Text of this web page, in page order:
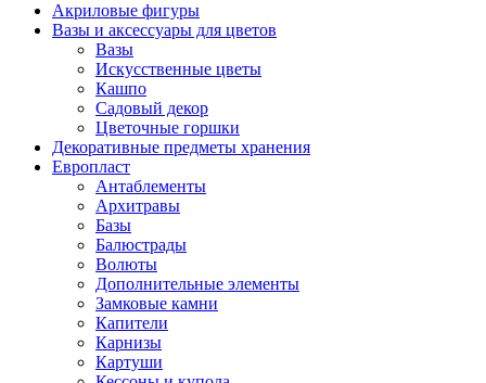
Акриловые фигуры
Вазы и аксессуары для цветов
Вазы
Искусственные цветы
Кашпо
Садовый декор
Цветочные горшки
Декоративные предметы хранения
Европласт
Антаблементы
Архитравы
Базы
Балюстрады
Волюты
Дополнительные элементы
Замковые камни
Капители
Карнизы
Картуши